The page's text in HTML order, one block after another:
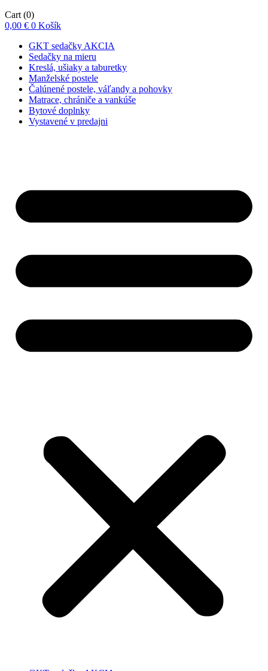
Cart (0)
0,00 € 0 Košík
GKT sedačky AKCIA
Sedačky na mieru
Kreslá, ušiaky a taburetky
Manželské postele
Čalúnené postele, váľandy a pohovky
Matrace, chrániče a vankúše
Bytové doplnky
Vystavené v predajni